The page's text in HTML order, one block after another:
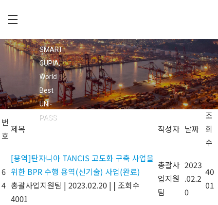
content
C
U
P
I
A
SMART
CUPIA,
World
Best
UNI-
PASS
회사소개
공지사항
채용정보
오시는 길
번
호
제목 작성자 날짜
조
회
수
6
4
[용역]탄자니아 TANCIS 고도화 구축 사업을
위한 BPR 수행 용역(신기술) 사업(완료)
총괄사업지원팀 | 2023.02.20 | | 조회수
4001
총괄사
업지원
팀
2023
.02.2
0
40
01